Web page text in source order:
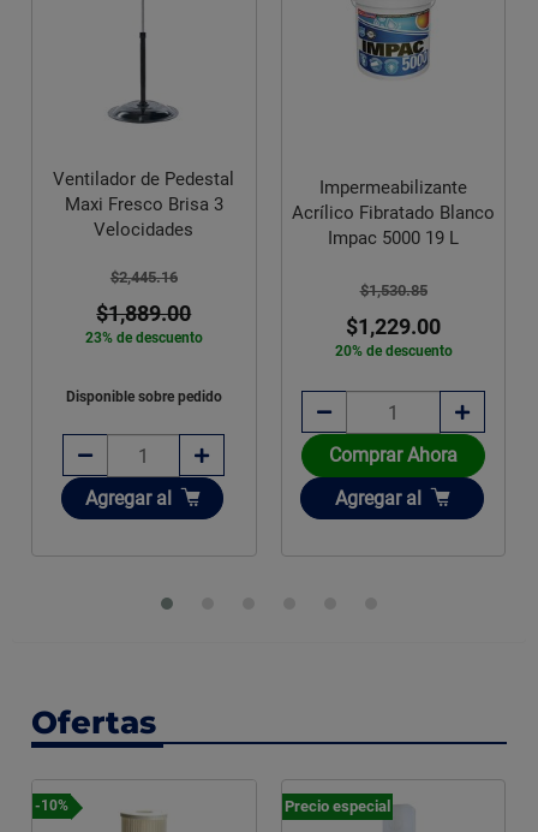
Ventilador de Pedestal
Maxi Fresco Brisa 3
Velocidades
$2,445.16
$1,889.00
23% de descuento
Disponible sobre pedido
Añadir
Agregar al
Impermeabilizante
Acrílico Fibratado Blanco
Impac 5000 19 L
$1,530.85
$1,229.00
20% de descuento
Comprar Ahora
Añadir
Agregar al
Ofertas
-10% Precio especial